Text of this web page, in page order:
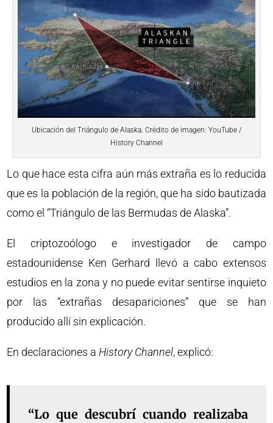
Ubicación del Triángulo de Alaska. Crédito de imagen: YouTube /
History Channel
Lo que hace esta cifra aún más extraña es lo reducida
que es la población de la región, que ha sido bautizada
como el “Triángulo de las Bermudas de Alaska”.
El criptozoólogo e investigador de campo
estadounidense Ken Gerhard llevó a cabo extensos
estudios en la zona y no puede evitar sentirse inquieto
por las “extrañas desapariciones” que se han
producido allí sin explicación.
En declaraciones a History Channel, explicó:
“Lo que descubrí cuando realizaba